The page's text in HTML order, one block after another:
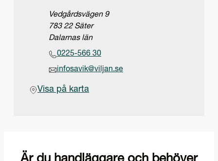
AdressVedgårdsvägen 9
783 22 Säter
Dalarnas län
Telefon 0225-566 30
Epost
infosavik@viljan.se
Visa på karta(Öppnas i ny flik)